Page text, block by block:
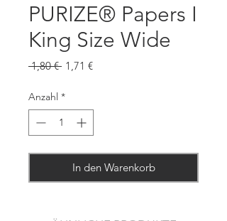
PURIZE® Papers I
King Size Wide
1,80 € Standardpreis
1,71 €Sale-
Anzahl *
In den Warenkorb